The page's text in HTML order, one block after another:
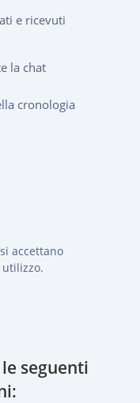
e ricevuti
la chat
cronologia
accettano
seguenti